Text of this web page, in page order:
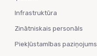
Infrastruktūra
Zinātniskais personāls
Piekļūstamības paziņojums